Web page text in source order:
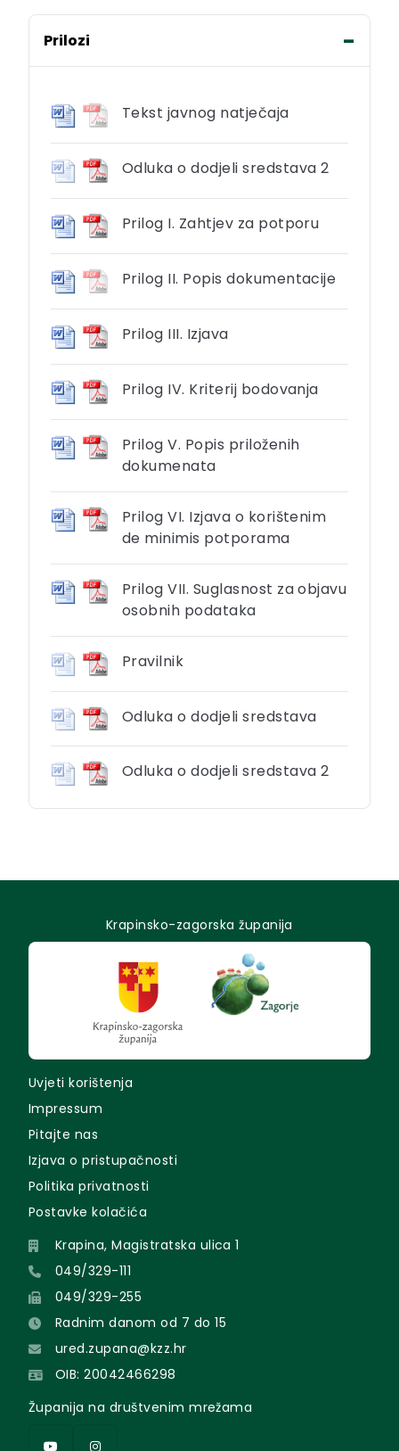
Prilozi
Tekst javnog natječaja
Odluka o dodjeli sredstava 2
Prilog I. Zahtjev za potporu
Prilog II. Popis dokumentacije
Prilog III. Izjava
Prilog IV. Kriterij bodovanja
Prilog V. Popis priloženih
dokumenata
Prilog VI. Izjava o korištenim
de minimis potporama
Prilog VII. Suglasnost za objavu
osobnih podataka
Pravilnik
Odluka o dodjeli sredstava
Odluka o dodjeli sredstava 2
Krapinsko-zagorska županija
Uvjeti korištenja
Impressum
Pitajte nas
Izjava o pristupačnosti
Politika privatnosti
Postavke kolačića
Krapina, Magistratska ulica 1
049/329-111
049/329-255
Radnim danom od 7 do 15
ured.zupana@kzz.hr
OIB: 20042466298
Županija na društvenim mrežama